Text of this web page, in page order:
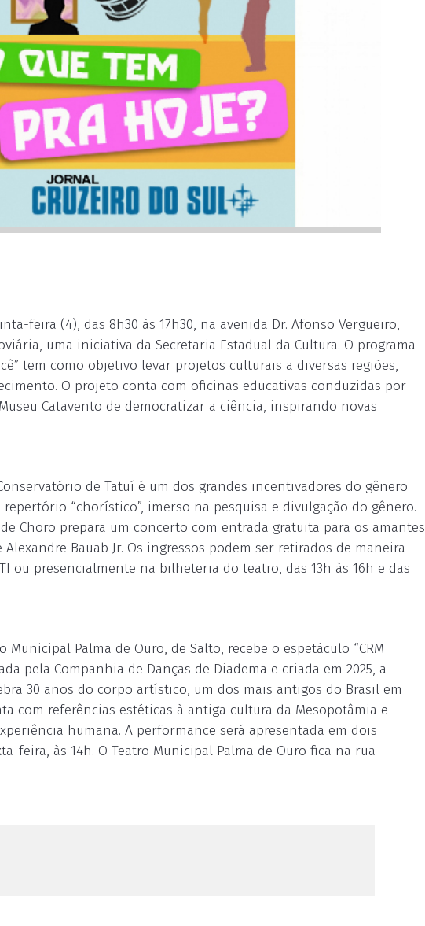
feira (4), das 8h30 às 17h30, na avenida Dr. Afonso Vergueiro,
uma iniciativa da Secretaria Estadual da Cultura. O programa
tem como objetivo levar projetos culturais a diversas regiões,
O projeto conta com oficinas educativas conduzidas por
Catavento de democratizar a ciência, inspirando novas
de Tatuí é um dos grandes incentivadores do gênero
“chorístico”, imerso na pesquisa e divulgação do gênero.
Choro prepara um concerto com entrada gratuita para os amantes
Bauab Jr. Os ingressos podem ser retirados de maneira
ou presencialmente na bilheteria do teatro, das 13h às 16h e das
Palma de Ouro, de Salto, recebe o espetáculo “CRM
pela Companhia de Danças de Diadema e criada em 2025, a
30 anos do corpo artístico, um dos mais antigos do Brasil em
com referências estéticas à antiga cultura da Mesopotâmia e
humana. A performance será apresentada em dois
feira, às 14h. O Teatro Municipal Palma de Ouro fica na rua